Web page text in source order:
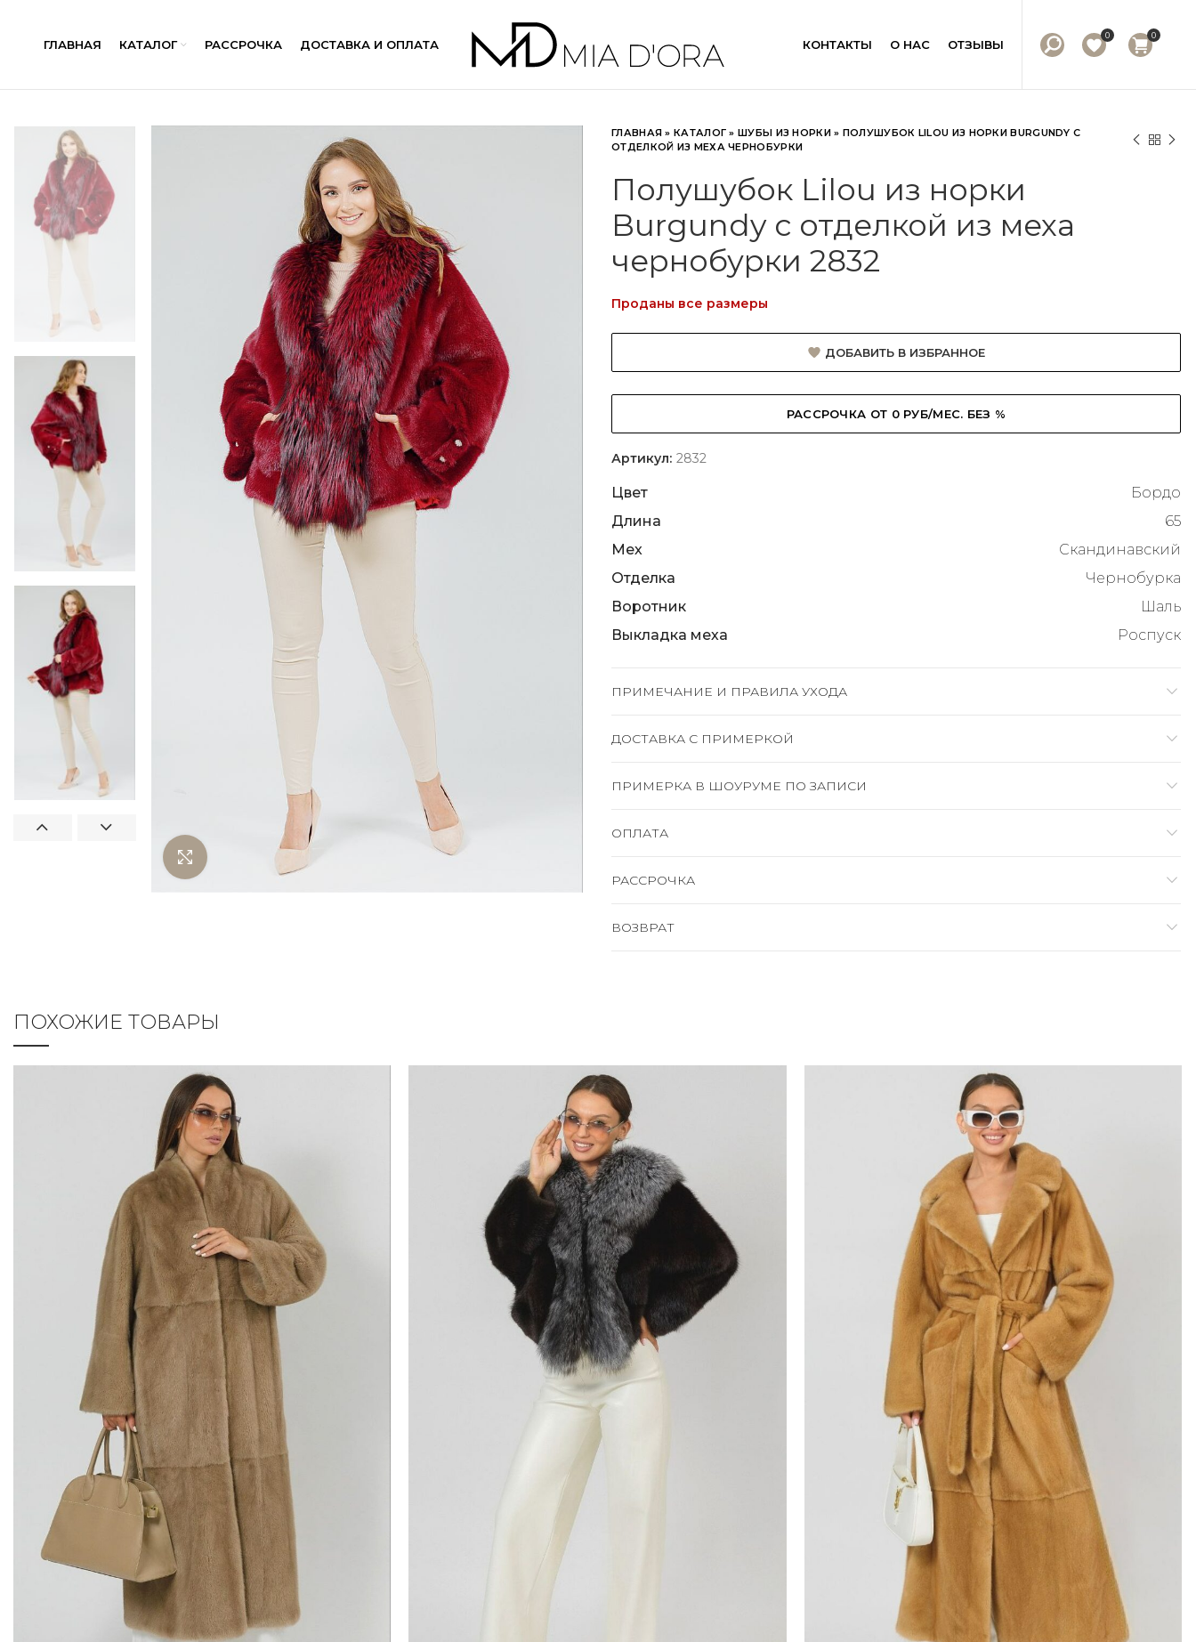
ГЛАВНАЯ КАТАЛОГ РАССРОЧКА ДОСТАВКА И ОПЛАТА КОНТАКТЫ О НАС ОТЗЫВЫ
0 0
Нажмите чтобы увеличить
ГЛАВНАЯ »КАТАЛОГ »ШУБЫ ИЗ НОРКИ» ПОЛУШУБОК LILOU ИЗ НОРКИ BURGUNDY С
ОТДЕЛКОЙ ИЗ МЕХА ЧЕРНОБУРКИ
Полушубок Lilou из норки
Burgundy с отделкой из меха
чернобурки 2832
Проданы все размеры
ДОБАВИТЬ В ИЗБРАННОЕ
РАССРОЧКА ОТ 0 РУБ/МЕС. БЕЗ %
Артикул: 2832
Цвет
Бордо
Длина
65
Мех
Скандинавский
Отделка
Чернобурка
Воротник
Шаль
Выкладка меха
Роспуск
ПРИМЕЧАНИЕ И ПРАВИЛА УХОДА
ДОСТАВКА C ПРИМЕРКОЙ
ПРИМЕРКА В ШОУРУМЕ ПО ЗАПИСИ
ОПЛАТА
РАССРОЧКА
ВОЗВРАТ
ПОХОЖИЕ ТОВАРЫ